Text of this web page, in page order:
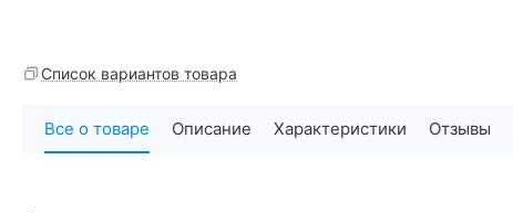
Список вариантов товара
Все о товаре Описание Характеристики Отзывы